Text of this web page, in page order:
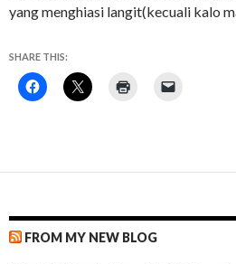
yang menghiasi langit(kecuali kalo
SHARE THIS:
FROM MY NEW BLOG